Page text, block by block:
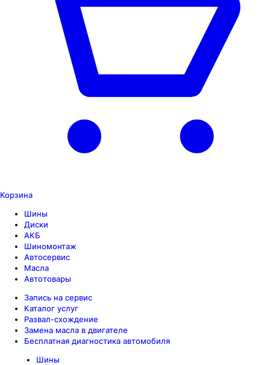
Корзина
Шины
Диски
АКБ
Шиномонтаж
Автосервис
Масла
Автотовары
Запись на сервис
Каталог услуг
Развал-схождение
Замена масла в двигателе
Бесплатная диагностика автомобиля
Шины